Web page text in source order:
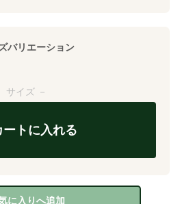
バリエーション
サイズ －
トに入れる
に入りへ追加